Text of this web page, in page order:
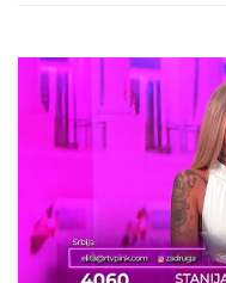
MINA NAUMOVIĆ
Ognjena Amidžića